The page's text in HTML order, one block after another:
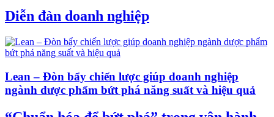
Diễn đàn doanh nghiệp
Lean – Đòn bẩy chiến lược giúp doanh nghiệp
ngành dược phẩm bứt phá năng suất và hiệu quả